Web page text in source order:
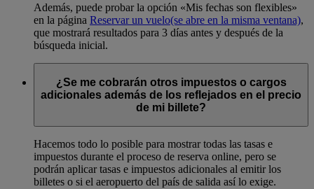
Además, puede probar la opción «Mis fechas son flexibles»
en la página Reservar un vuelo(se abre en la misma ventana),
que mostrará resultados para 3 días antes y después de la
búsqueda inicial.
¿Se me cobrarán otros impuestos o cargos
adicionales además de los reflejados en el precio
de mi billete?
Hacemos todo lo posible para mostrar todas las tasas e
impuestos durante el proceso de reserva online, pero se
podrán aplicar tasas e impuestos adicionales al emitir los
billetes o si el aeropuerto del país de salida así lo exige.